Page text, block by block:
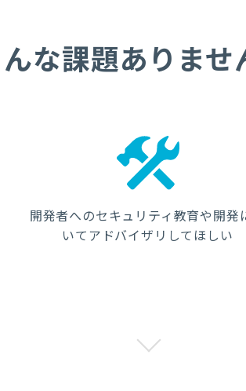
な課題ありませ
開発者へのセキュリティ教育や開発
いてアドバイザリしてほしい